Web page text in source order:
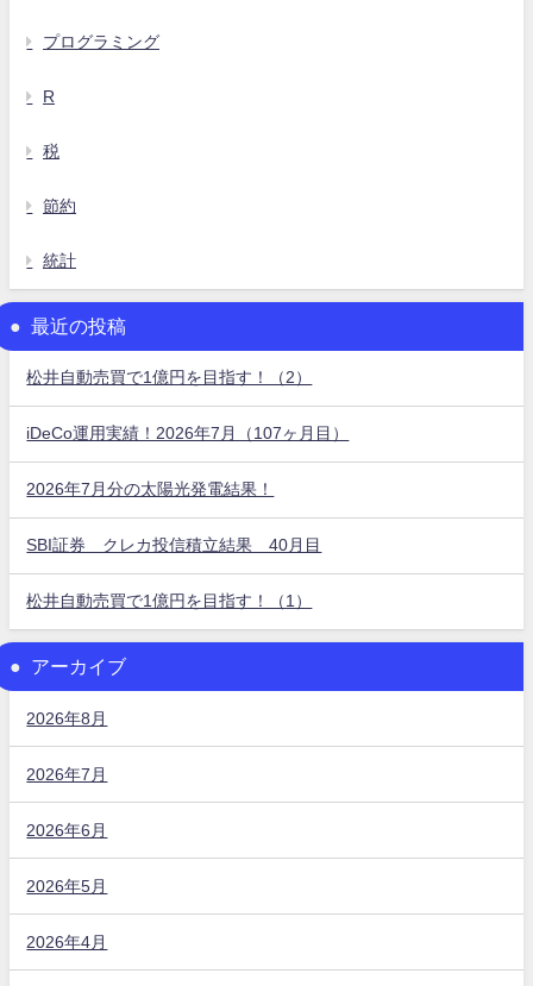
プログラミング
R
税
節約
統計
最近の投稿
松井自動売買で1億円を目指す！（2）
iDeCo運用実績！2026年7月（107ヶ月目）
2026年7月分の太陽光発電結果！
SBI証券 クレカ投信積立結果 40月目
松井自動売買で1億円を目指す！（1）
アーカイブ
2026年8月
2026年7月
2026年6月
2026年5月
2026年4月